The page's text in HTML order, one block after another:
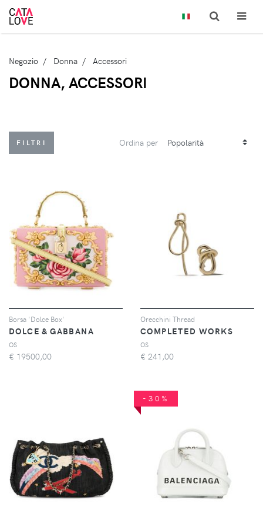
Negozio Donna Accessori
DONNA, ACCESSORI
FILTRI Ordina per
Borsa 'Dolce Box'
DOLCE & GABBANA
OS
€ 19500,00
Orecchini Thread
COMPLETED WORKS
OS
€ 241,00
-30%